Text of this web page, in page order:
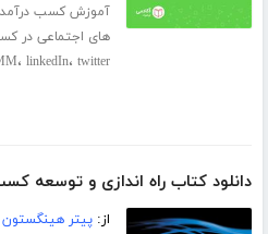
آموزش کسب درآمد
های اجتماعی در
، linkedIn، twitter
دانلود کتاب راه اندازی و توسعه
از:پیتر هینگستون